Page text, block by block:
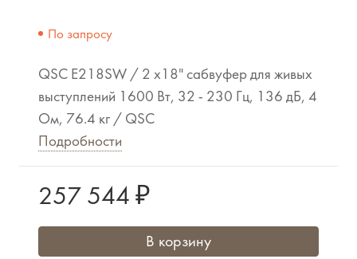
По запросу
QSC E218SW / 2 x18" сабвуфер для живых
выступлений 1600 Вт, 32 - 230 Гц, 136 дБ, 4
Ом, 76.4 кг / QSC
Подробности
257 544 ₽
В корзину